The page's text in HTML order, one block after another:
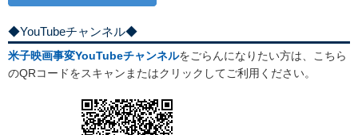
◆YouTubeチャンネル◆
米子映画事変YouTubeチャンネルをごらんになりたい方は、こちら
のQRコードをスキャンまたはクリックしてご利用ください。